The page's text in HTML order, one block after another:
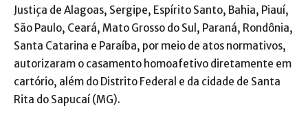
Justiça de Alagoas, Sergipe, Espírito Santo, Bahia, Piauí,
São Paulo, Ceará, Mato Grosso do Sul, Paraná, Rondônia,
Santa Catarina e Paraíba, por meio de atos normativos,
autorizaram o casamento homoafetivo diretamente em
cartório, além do Distrito Federal e da cidade de Santa
Rita do Sapucaí (MG).